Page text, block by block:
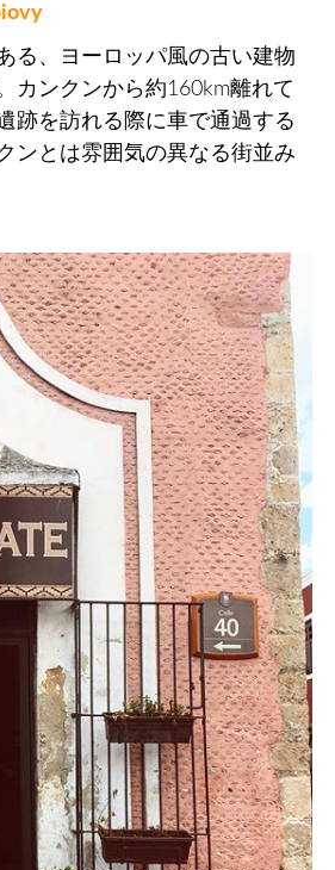
る、ヨーロッパ風の古い建物
カンクンから約160km離れて
跡を訪れる際に車で通過する
ンとは雰囲気の異なる街並み